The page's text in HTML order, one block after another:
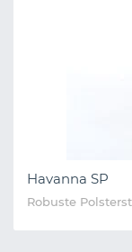
Havanna SP
Robuste